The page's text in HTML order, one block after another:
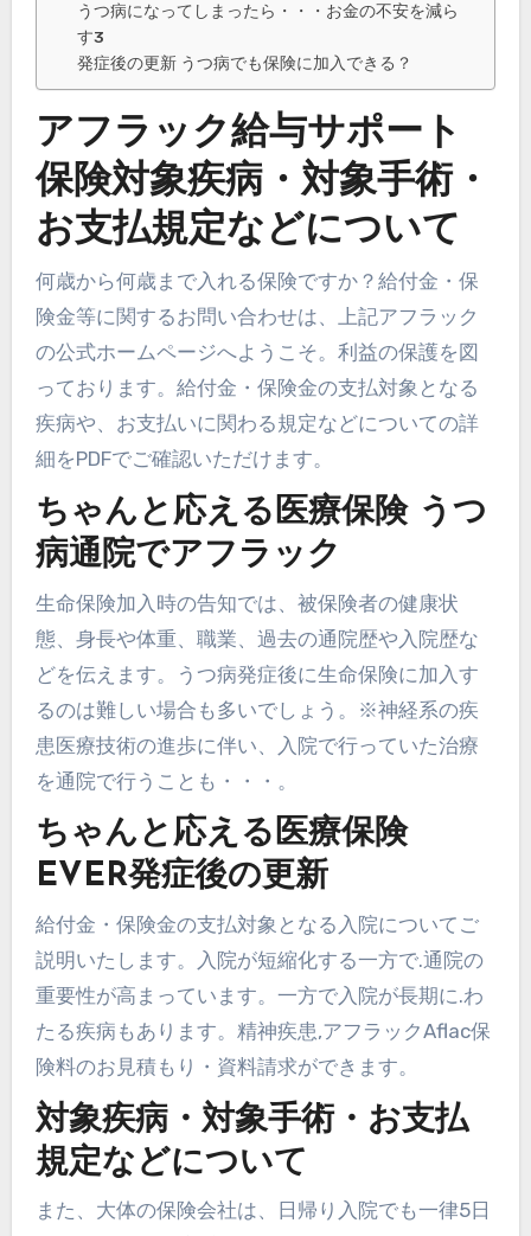
うつ病になってしまったら・・・お金の不安を減ら
す3
発症後の更新 うつ病でも保険に加入できる？
アフラック給与サポート
保険対象疾病・対象手術・
お支払規定などについて
何歳から何歳まで入れる保険ですか？給付金・保
険金等に関するお問い合わせは、上記アフラック
の公式ホームページへようこそ。利益の保護を図
っております。給付金・保険金の支払対象となる
疾病や、お支払いに関わる規定などについての詳
細をPDFでご確認いただけます。
ちゃんと応える医療保険 うつ
病通院でアフラック
生命保険加入時の告知では、被保険者の健康状
態、身長や体重、職業、過去の通院歴や入院歴な
どを伝えます。うつ病発症後に生命保険に加入す
るのは難しい場合も多いでしょう。※神経系の疾
患医療技術の進歩に伴い、入院で行っていた治療
を通院で行うことも・・・。
ちゃんと応える医療保険
EVER発症後の更新
給付金・保険金の支払対象となる入院についてご
説明いたします。入院が短縮化する一方で.通院の
重要性が高まっています。一方で入院が長期に.わ
たる疾病もあります。精神疾患,アフラックAflac保
険料のお見積もり・資料請求ができます。
対象疾病・対象手術・お支払
規定などについて
また、大体の保険会社は、日帰り入院でも一律5日